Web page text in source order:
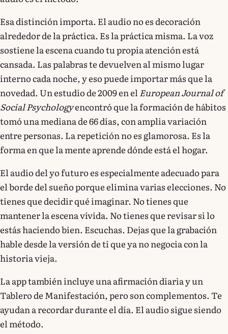
Esa distinción importa. El audio no es decoración
alrededor de la práctica. Es la práctica misma. La voz
sostiene la escena cuando tu propia atención está
cansada. Las palabras te devuelven al mismo lugar
interno cada noche, y eso puede importar más que la
novedad. Un estudio de 2009 en el European Journal of
Social Psychologyencontró que la formación de hábitos
tomó una mediana de 66 días, con amplia variación
entre personas. La repetición no es glamorosa. Es la
forma en que la mente aprende dónde está el hogar.
El audio del yo futuro es especialmente adecuado para
el borde del sueño porque elimina varias elecciones. No
tienes que decidir qué imaginar. No tienes que
mantener la escena vívida. No tienes que revisar si lo
estás haciendo bien. Escuchas. Dejas que la grabación
hable desde la versión de ti que ya no negocia con la
historia vieja.
La app también incluye una afirmación diaria y un
Tablero de Manifestación, pero son complementos. Te
ayudan a recordar durante el día. El audio sigue siendo
el método.